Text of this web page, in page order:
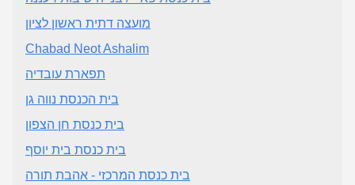
מועצה דתית ראשון לציון
Chabad Neot Ashalim
תפארת עובדיה
בית הכנסת נווה גן
בית כנסת חן הצפון
בית כנסת בית יוסף
בית כנסת המרכזי - אהבת תורה